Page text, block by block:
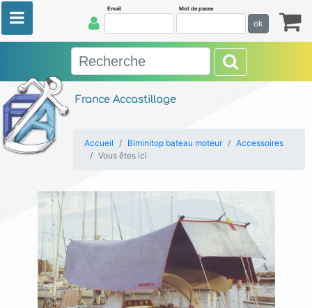
France Accastillage
Email Mot de passe
ok
Accueil Biminitop bateau moteur
Accessoires
Vous êtes ici